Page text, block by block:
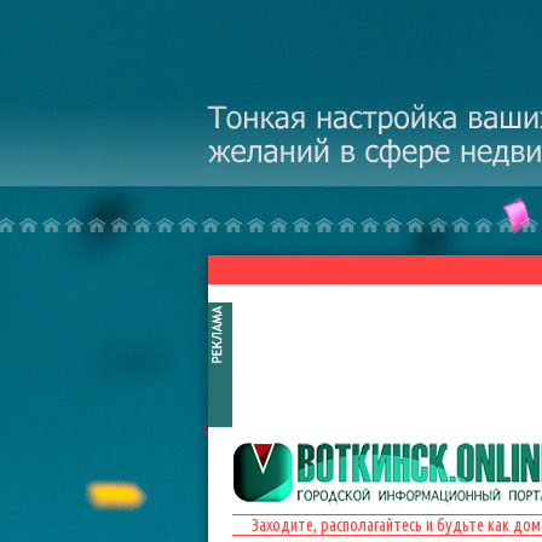
Заходите, располагайтесь и будьте как